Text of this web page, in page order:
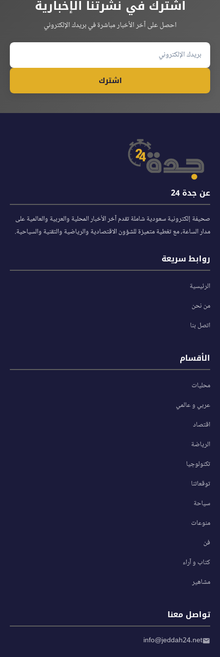
اشترك في نشرتنا الإخبارية
احصل على آخر الأخبار مباشرة في بريدك الإلكتروني
اشترك
عن جدة 24
صحيفة إلكترونية سعودية شاملة تقدم آخر الأخبار المحلية والعربية والعالمية على
مدار الساعة، مع تغطية متميزة للشؤون الاقتصادية والرياضية والتقنية والسياحية.
روابط سريعة
الرئيسية
من نحن
اتصل بنا
الأقسام
محليات
عربي و عالمي
اقتصاد
الرياضة
تكنولوجيا
توقعاتنا
سياحة
منوعات
فن
كتاب و آراء
مشاهير
تواصل معنا
info@jeddah24.net